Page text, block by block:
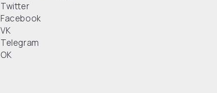
Twitter
Facebook
VK
Telegram
OK